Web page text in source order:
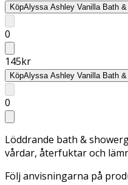
KöpAlyssa Ashley Vanilla Bath
0
145kr
KöpAlyssa Ashley Vanilla Bath
0
Löddrande bath &
vårdar, återfuktar och
Följ anvisningarna på